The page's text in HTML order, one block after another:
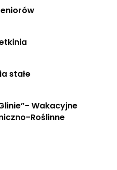
stałe
Wakacyjne
Roślinne